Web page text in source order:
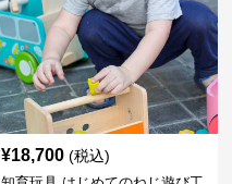
¥18,700 (税込)